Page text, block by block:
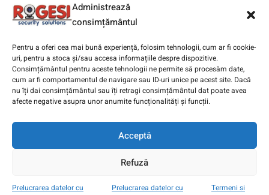
Administrează
consimțământul
Pentru a oferi cea mai bună experiență, folosim tehnologii, cum ar fi cookie-
uri, pentru a stoca și/sau accesa informațiile despre dispozitive.
Consimțământul pentru aceste tehnologii ne permite să procesăm date,
cum ar fi comportamentul de navigare sau ID-uri unice pe acest site. Dacă
nu îți dai consimțământul sau îți retragi consimțământul dat poate avea
afecte negative asupra unor anumite funcționalități și funcții.
Acceptă
Refuză
Prelucrarea datelor cu
Prelucrarea datelor cu
Termeni si
Solicitare instalare
Copyright © 2025Digitaz.